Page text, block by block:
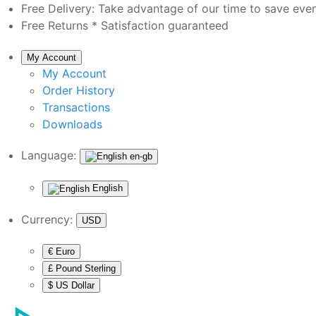
Free Delivery: Take advantage of our time to save
Free Returns * Satisfaction guaranteed
My Account
My Account
Order History
Transactions
Downloads
Language: en-gb
English
Currency: USD
€ Euro
£ Pound Sterling
$ US Dollar